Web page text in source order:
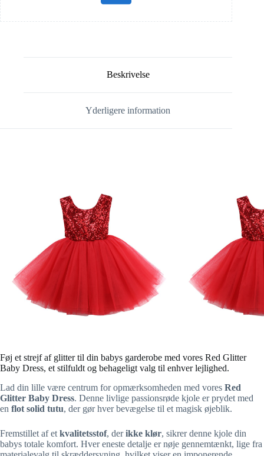
Beskrivelse
Yderligere information
Føj et strejf af glitter til din babys garderobe med vores Red Glitter
Baby Dress, et stilfuldt og behageligt valg til enhver lejlighed.
Lad din lille være centrum for opmærksomheden med vores Red
Glitter Baby Dress. Denne livlige passionsrøde kjole er prydet med
en flot solid tutu, der gør hver bevægelse til et magisk øjeblik.
Fremstillet af et kvalitetsstof, derikke klør, sikrer denne kjole din
babys totale komfort. Hver eneste detalje er nøje gennemtænkt, lige fra